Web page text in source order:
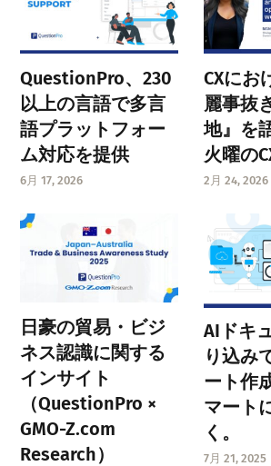
QuestionPro、230
以上の言語で多言
語プラットフォー
ム対応を提供
6月 17, 2026
CXにお
麗事抜
地』を
火曜の
2月 24, 2026
日豪の貿易・ビジ
ネス認識に関する
インサイト
（QuestionPro ×
GMO-Z.com
Research）
AIドキ
り込み
ート作
マート
く。
7月 21, 2025